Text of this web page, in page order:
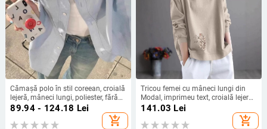
Cămașă polo în stil coreean, croială
lejeră, mâneci lungi, poliester, fără
călcare, nasturi în față
89.94 - 124.18 Lei
add_shopping_cart
Tricou femei cu mâneci lungi din
Modal, imprimeu text, croială lejeră,
gât rotund, lungime normală
141.03 Lei
add_shopping_cart